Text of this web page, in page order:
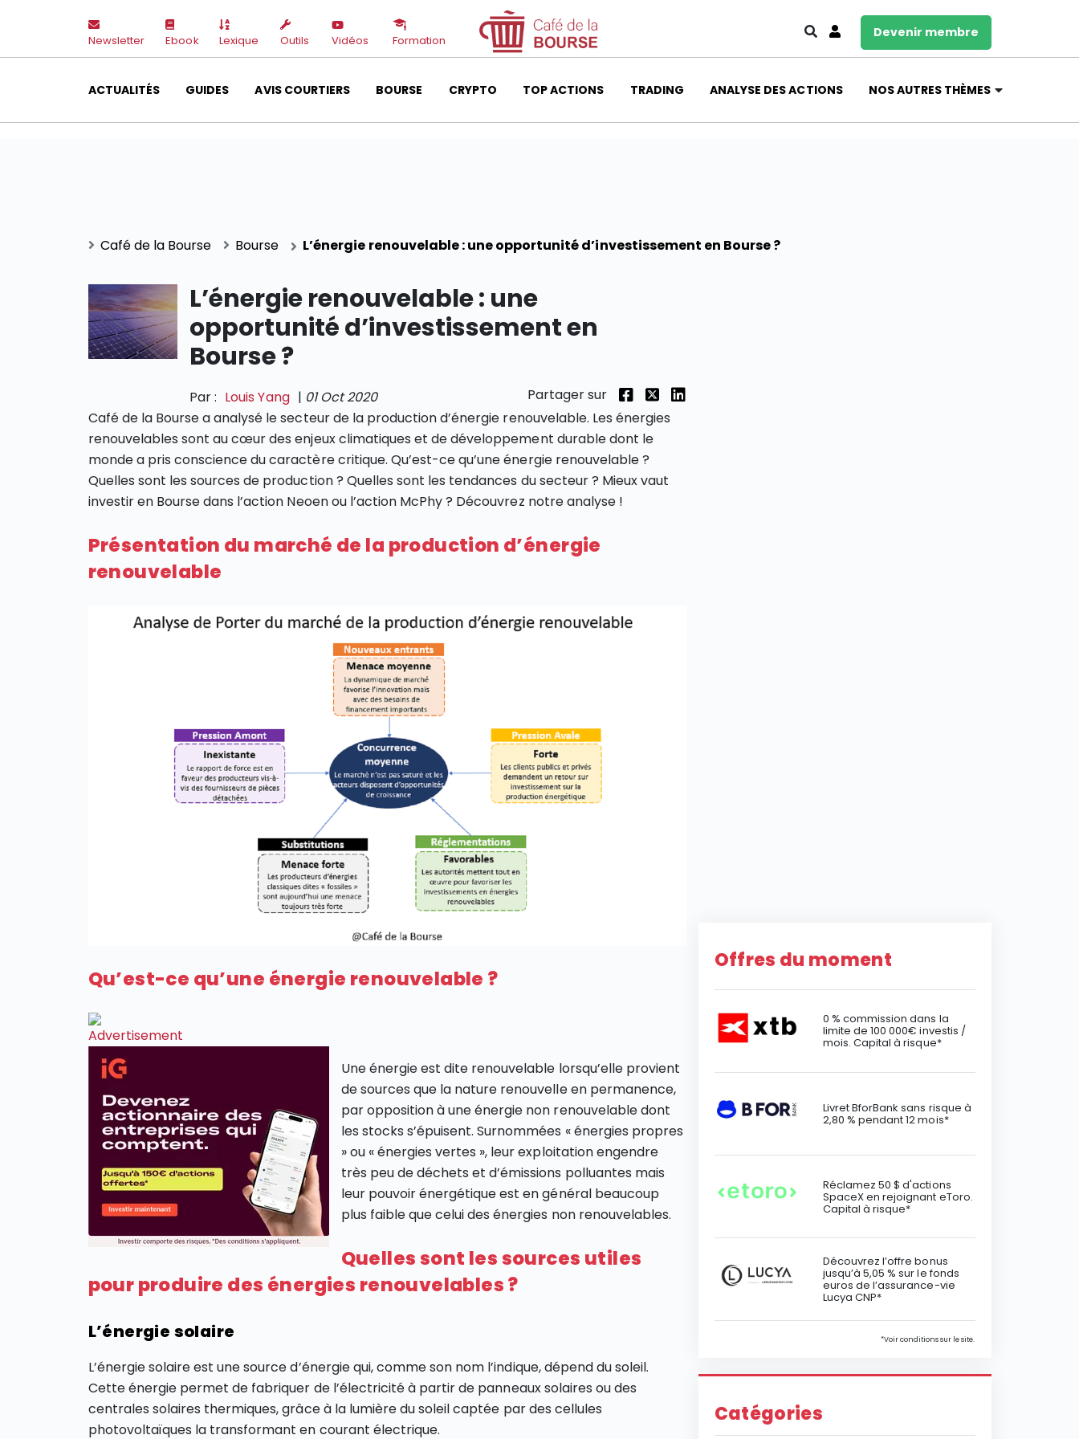
Newsletter Ebook Lexique Outils Vidéos Formation
Devenir membre
ACTUALITÉS GUIDES AVIS COURTIERS BOURSE CRYPTO TOP ACTIONS TRADING ANALYSE DES ACTIONS NOS AUTRES THÈMES
Café de la Bourse Bourse L’énergie renouvelable : une opportunité d’investissement en Bourse ?
L’énergie renouvelable : une
opportunité d’investissement en
Bourse ?
Par : Louis Yang | 01 Oct 2020
Partager sur
Café de la Bourse a analysé le secteur de la production d’énergie renouvelable. Les énergies
renouvelables sont au cœur des enjeux climatiques et de développement durable dont le
monde a pris conscience du caractère critique. Qu’est-ce qu’une énergie renouvelable ?
Quelles sont les sources de production ? Quelles sont les tendances du secteur ? Mieux vaut
investir en Bourse dans l’action Neoen ou l’action McPhy ? Découvrez notre analyse !
Présentation du marché de la production d’énergie
renouvelable
Qu’est-ce qu’une énergie renouvelable ?
Une énergie est dite renouvelable lorsqu’elle provient
de sources que la nature renouvelle en permanence,
par opposition à une énergie non renouvelable dont
les stocks s’épuisent. Surnommées « énergies propres
» ou « énergies vertes », leur exploitation engendre
très peu de déchets et d’émissions polluantes mais
leur pouvoir énergétique est en général beaucoup
plus faible que celui des énergies non renouvelables.
Quelles sont les sources utiles
pour produire des énergies renouvelables ?
L’énergie solaire
L’énergie solaire est une source d’énergie qui, comme son nom l’indique, dépend du soleil.
Cette énergie permet de fabriquer de l’électricité à partir de panneaux solaires ou des
centrales solaires thermiques, grâce à la lumière du soleil captée par des cellules
photovoltaïques la transformant en courant électrique.
Offres du moment
0 % commission dans la
limite de 100 000€ investis /
mois. Capital à risque*
Livret BforBank sans risque à
2,80 % pendant 12 mois*
Réclamez 50 $ d'actions
SpaceX en rejoignant eToro.
Capital à risque*
Découvrez l’offre bonus
jusqu’à 5,05 % sur le fonds
euros de l’assurance-vie
Lucya CNP*
*Voir conditions sur le site.
Catégories